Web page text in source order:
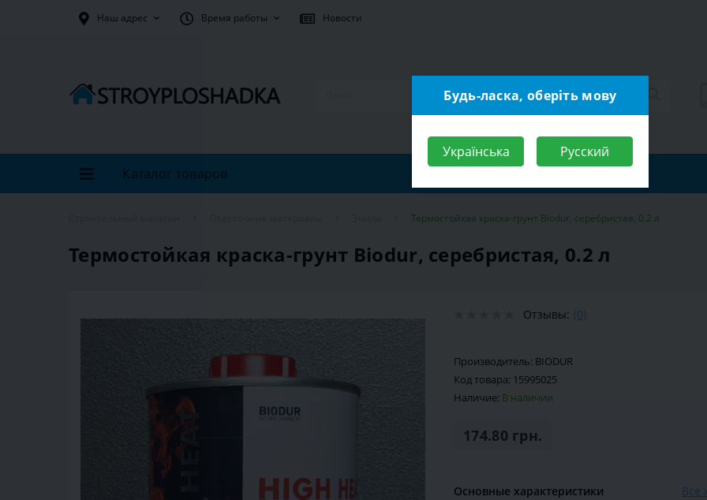
Наш адрес Время работы Новости
Каталог товаров
Термостойкая краска-грунт Biodur, серебристая, 0.2 л
Термостойкая краска-грунт Biodur, серебристая, 0.2 л
Отзывы: (0)
Производитель: BIODUR
Код товара: 15995025
Наличие: В наличии
174.80 грн.
Основные характеристики Все
Будь-ласка, оберіть мову
Українська Русский